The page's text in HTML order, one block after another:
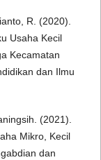
R. (2020).
Usaha Kecil
Kecamatan
dan Ilmu
(2021).
Mikro, Kecil
dan